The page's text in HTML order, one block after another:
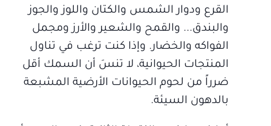
القرع ودوار الشمس والكتان واللوز والجوز
والبندق... والقمح والشعير والأرز ومجمل
الفواكه والخضار. وإذا كنت ترغب في تناول
المنتجات الحيوانية، لا تنسَ أن السمك أقل
ضرراً من لحوم الحيوانات الأرضية المشبعة
بالدهون السيئة.